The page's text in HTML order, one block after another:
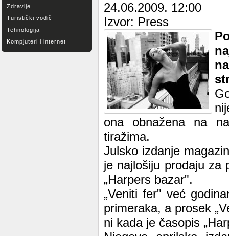
Zdravlje
Turistički vodič
Tehnologija
Kompjuteri i internet
24.06.2009. 12:00
Izvor: Press
ona obnažena na
tiražima.
Julsko izdanje
je najlošiju prodaju za
„Harpers bazar".
„Veniti fer" već
primeraka, a prosek
ni kada je časopis